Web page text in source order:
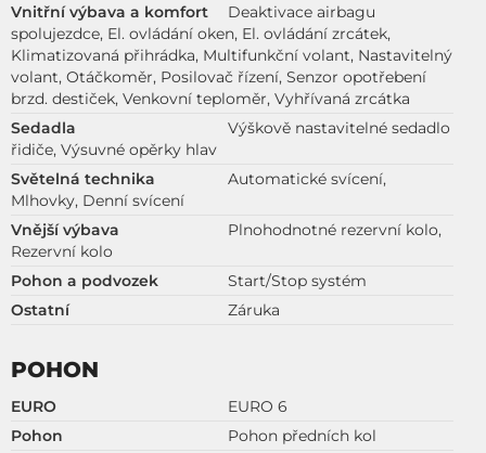
Vnitřní výbava a komfort
Deaktivace airbagu
spolujezdce, El. ovládání oken, El. ovládání zrcátek,
Klimatizovaná přihrádka, Multifunkční volant, Nastavitelný
volant, Otáčkoměr, Posilovač řízení, Senzor opotřebení
brzd. destiček, Venkovní teploměr, Vyhřívaná zrcátka
Sedadla
Výškově nastavitelné sedadlo
řidiče, Výsuvné opěrky hlav
Světelná technika
Automatické svícení,
Mlhovky, Denní svícení
Vnější výbava
Plnohodnotné rezervní kolo,
Rezervní kolo
Pohon a podvozek
Start/Stop systém
Ostatní
Záruka
POHON
EURO
EURO 6
Pohon
Pohon předních kol